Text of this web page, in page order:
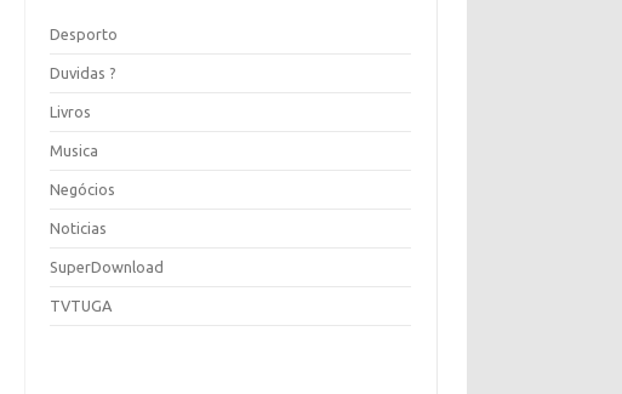
Desporto
Duvidas ?
Livros
Musica
Negócios
Noticias
SuperDownload
TVTUGA